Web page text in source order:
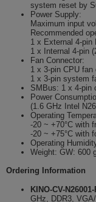
system reset by
Power Supply:
Maximum input
Recommended
1 x External 4-pin
1 x Internal 4-pin
Fan Connector:
1 x 3-pin CPU fan
1 x 3-pin system
SMBus: 1 x 4-pin
Power
(1.6 GHz Intel
Operating
-20 ~ +70°C with
-20 ~ +75°C with
Operating
Weight: GW: 600
Ordering Information
KINO-CV-N26001-
GHz, DDR3,